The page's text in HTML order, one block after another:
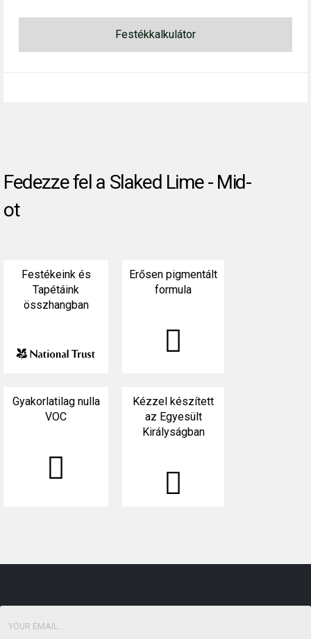
Festékkalkulátor
Fedezze fel a Slaked Lime - Mid-
ot
Festékeink és
Tapétáink
összhangban
Erősen pigmentált
formula

Kézzel készített
az Egyesült
Királyságban
Gyakorlatilag nulla
VOC